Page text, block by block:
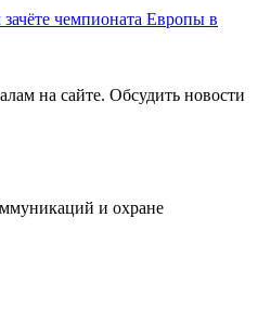
чемпионата Европы в
на сайте. Обсудить новости
и охране